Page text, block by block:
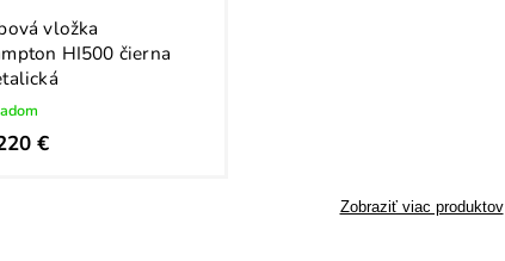
vložka
HI500 čierna
€
Zobraziť viac produktov